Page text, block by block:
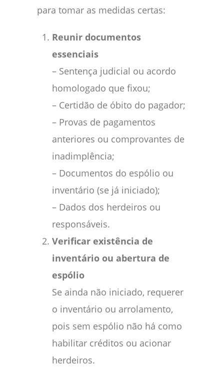
para tomar as medidas certas:
Reunir documentos
essenciais
– Sentença judicial ou acordo
homologado que fixou;
– Certidão de óbito do pagador;
– Provas de pagamentos
anteriores ou comprovantes de
inadimplência;
– Documentos do espólio ou
inventário (se já iniciado);
– Dados dos herdeiros ou
responsáveis.
Verificar existência de
inventário ou abertura de
espólio
Se ainda não iniciado, requerer
o inventário ou arrolamento,
pois sem espólio não há como
habilitar créditos ou acionar
herdeiros.